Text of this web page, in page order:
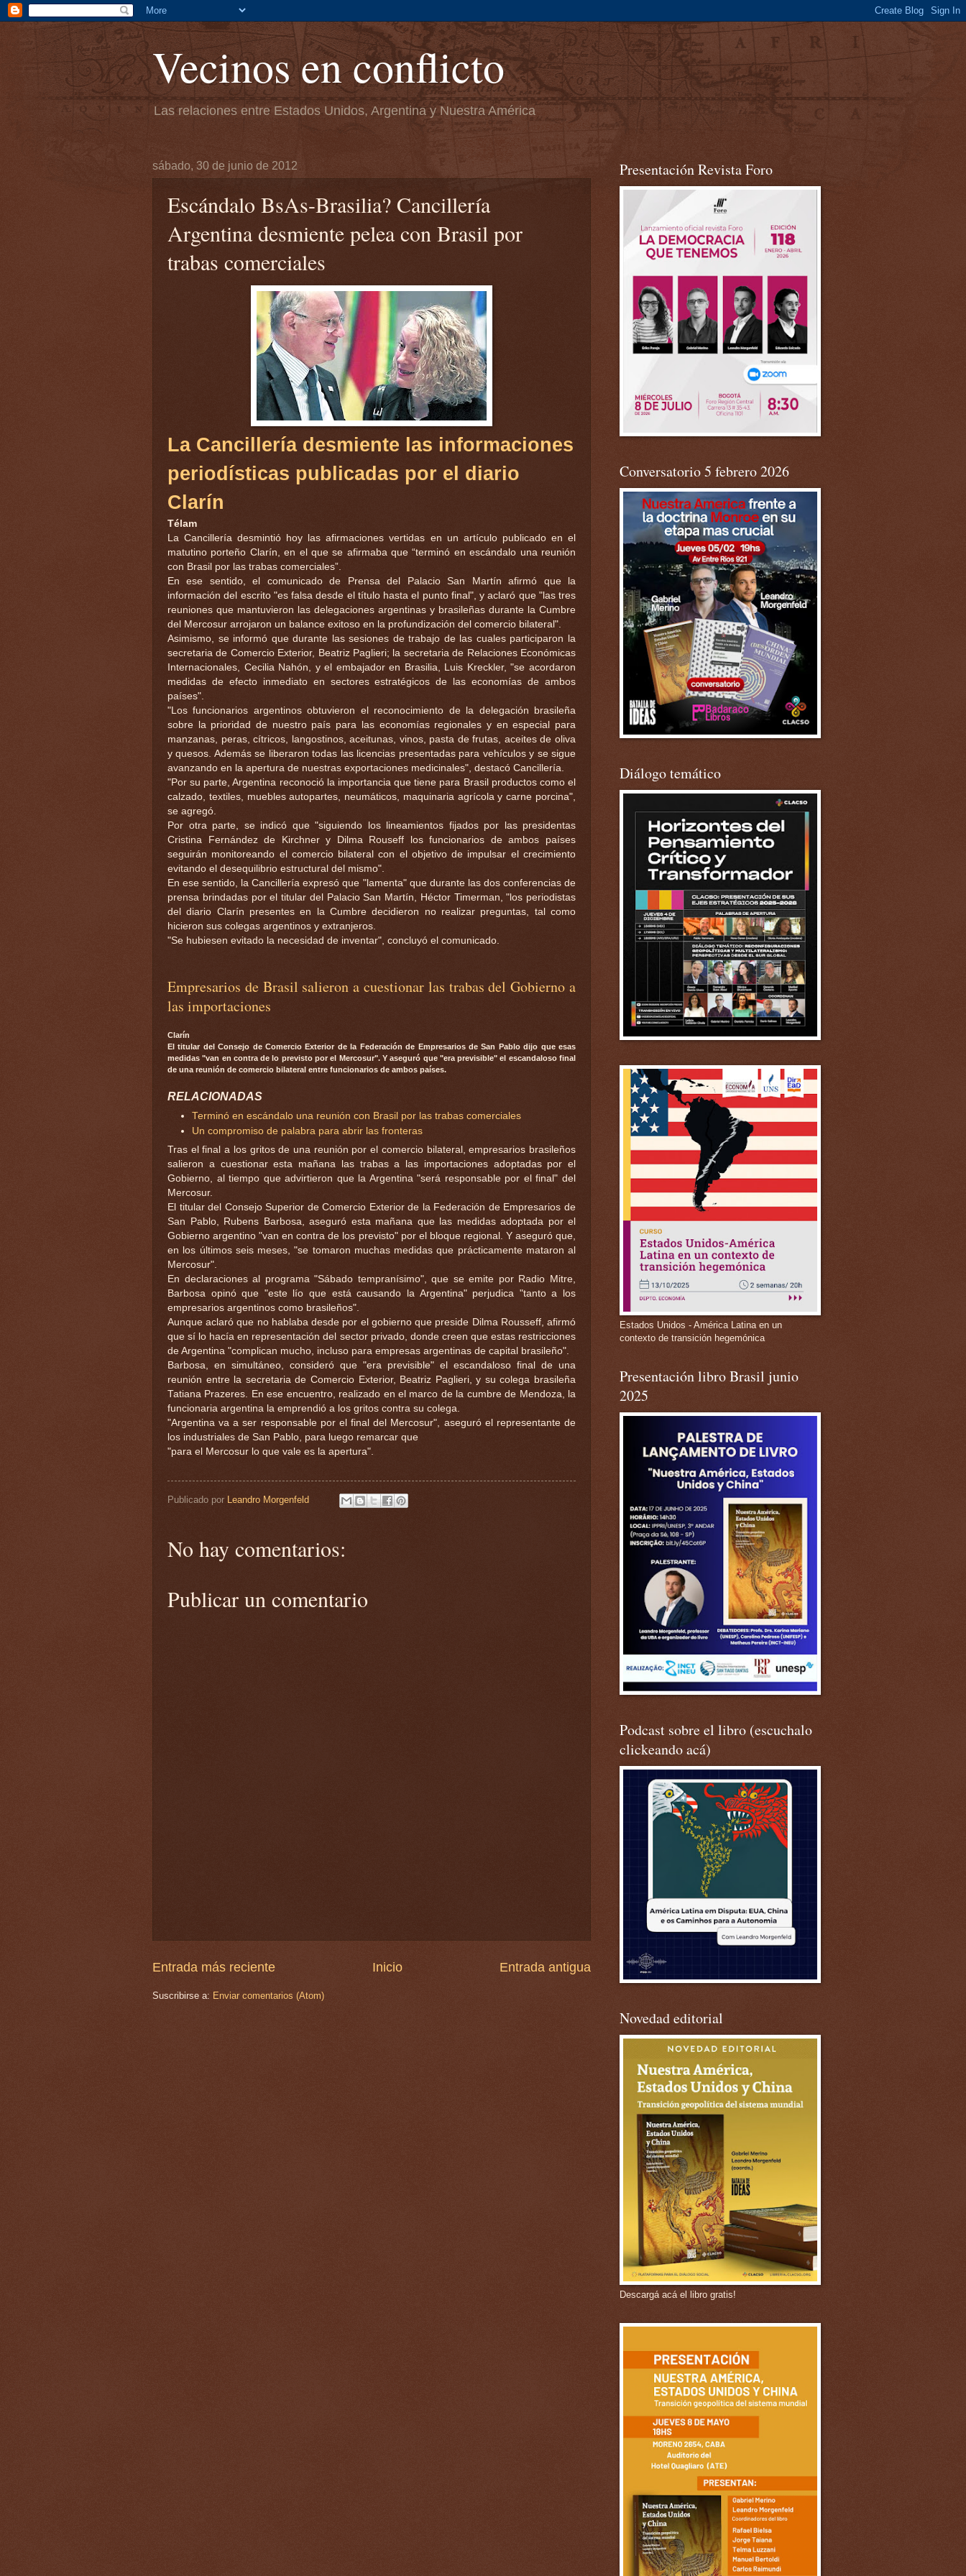
Vecinos en conflicto
Las relaciones entre Estados Unidos, Argentina y Nuestra América
sábado, 30 de junio de 2012
Escándalo BsAs-Brasilia? Cancillería
Argentina desmiente pelea con Brasil por
trabas comerciales
La Cancillería desmiente las informaciones
periodísticas publicadas por el diario
Clarín
Télam
La Cancillería desmintió hoy las afirmaciones vertidas en un artículo publicado en el
matutino porteño Clarín, en el que se afirmaba que “terminó en escándalo una reunión
con Brasil por las trabas comerciales”.
En ese sentido, el comunicado de Prensa del Palacio San Martín afirmó que la
información del escrito "es falsa desde el título hasta el punto final", y aclaró que "las tres
reuniones que mantuvieron las delegaciones argentinas y brasileñas durante la Cumbre
del Mercosur arrojaron un balance exitoso en la profundización del comercio bilateral".
Asimismo, se informó que durante las sesiones de trabajo de las cuales participaron la
secretaria de Comercio Exterior, Beatriz Paglieri; la secretaria de Relaciones Económicas
Internacionales, Cecilia Nahón, y el embajador en Brasilia, Luis Kreckler, "se acordaron
medidas de efecto inmediato en sectores estratégicos de las economías de ambos
países".
"Los funcionarios argentinos obtuvieron el reconocimiento de la delegación brasileña
sobre la prioridad de nuestro país para las economías regionales y en especial para
manzanas, peras, cítricos, langostinos, aceitunas, vinos, pasta de frutas, aceites de oliva
y quesos. Además se liberaron todas las licencias presentadas para vehículos y se sigue
avanzando en la apertura de nuestras exportaciones medicinales", destacó Cancillería.
"Por su parte, Argentina reconoció la importancia que tiene para Brasil productos como el
calzado, textiles, muebles autopartes, neumáticos, maquinaria agrícola y carne porcina",
se agregó.
Por otra parte, se indicó que "siguiendo los lineamientos fijados por las presidentas
Cristina Fernández de Kirchner y Dilma Rouseff los funcionarios de ambos países
seguirán monitoreando el comercio bilateral con el objetivo de impulsar el crecimiento
evitando el desequilibrio estructural del mismo".
En ese sentido, la Cancillería expresó que "lamenta" que durante las dos conferencias de
prensa brindadas por el titular del Palacio San Martín, Héctor Timerman, "los periodistas
del diario Clarín presentes en la Cumbre decidieron no realizar preguntas, tal como
hicieron sus colegas argentinos y extranjeros.
"Se hubiesen evitado la necesidad de inventar", concluyó el comunicado.
Empresarios de Brasil salieron a cuestionar las trabas del Gobierno a
las importaciones
Clarín
El titular del Consejo de Comercio Exterior de la Federación de Empresarios de San Pablo dijo que esas
medidas "van en contra de lo previsto por el Mercosur". Y aseguró que "era previsible" el escandaloso final
de una reunión de comercio bilateral entre funcionarios de ambos países.
RELACIONADAS
Terminó en escándalo una reunión con Brasil por las trabas comerciales
Un compromiso de palabra para abrir las fronteras
Tras el final a los gritos de una reunión por el comercio bilateral, empresarios brasileños
salieron a cuestionar esta mañana las trabas a las importaciones adoptadas por el
Gobierno, al tiempo que advirtieron que la Argentina "será responsable por el final" del
Mercosur.
El titular del Consejo Superior de Comercio Exterior de la Federación de Empresarios de
San Pablo, Rubens Barbosa, aseguró esta mañana que las medidas adoptada por el
Gobierno argentino "van en contra de los previsto" por el bloque regional. Y aseguró que,
en los últimos seis meses, "se tomaron muchas medidas que prácticamente mataron al
Mercosur".
En declaraciones al programa "Sábado tempranísimo", que se emite por Radio Mitre,
Barbosa opinó que "este lío que está causando la Argentina" perjudica "tanto a los
empresarios argentinos como brasileños".
Aunque aclaró que no hablaba desde por el gobierno que preside Dilma Rousseff, afirmó
que sí lo hacía en representación del sector privado, donde creen que estas restricciones
de Argentina "complican mucho, incluso para empresas argentinas de capital brasileño".
Barbosa, en simultáneo, consideró que "era previsible" el escandaloso final de una
reunión entre la secretaria de Comercio Exterior, Beatriz Paglieri, y su colega brasileña
Tatiana Prazeres. En ese encuentro, realizado en el marco de la cumbre de Mendoza, la
funcionaria argentina la emprendió a los gritos contra su colega.
"Argentina va a ser responsable por el final del Mercosur", aseguró el representante de
los industriales de San Pablo, para luego remarcar que
"para el Mercosur lo que vale es la apertura".
Publicado por Leandro Morgenfeld
No hay comentarios:
Publicar un comentario
Entrada más reciente Entrada antigua
Inicio
Suscribirse a: Enviar comentarios (Atom)
Presentación Revista Foro
Conversatorio 5 febrero 2026
Diálogo temático
Estados Unidos - América Latina en un
contexto de transición hegemónica
Presentación libro Brasil junio
2025
Podcast sobre el libro (escuchalo
clickeando acá)
Novedad editorial
Descargá acá el libro gratis!